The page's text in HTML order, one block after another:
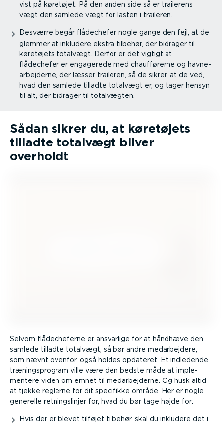
vist på køretøjet. På den anden side så er trailerens
vægt den samlede vægt for lasten i traileren.
Desværre begår flådechefer nogle gange den fejl, at de
glemmer at inkludere ekstra tilbehør, der bidrager til
køretøjets totalvægt. Derfor er det vigtigt at
flådechefer er engagerede med chauf­fø­rerne og havne­
ar­bej­derne, der læsser traileren, så de sikrer, at de ved,
hvad den samlede tilladte totalvægt er, og tager hensyn
til alt, der bidrager til totalvægten.
Sådan sikrer du, at køretøjets
tilladte totalvægt bliver
overholdt
Selvom flåde­che­ferne er ansvarlige for at håndhæve den
samlede tilladte totalvægt, så bør andre medar­bejdere,
som nævnt ovenfor, også holdes opdateret. Et indledende
trænings­program ville være den bedste måde at imple­
mentere viden om emnet til medar­bej­derne. Og husk altid
at tjekke reglerne for dit specifikke område. Her er nogle
generelle retnings­linjer for, hvad du bør tage højde for:
Hvis der er blevet tilføjet tilbehør, skal du inkludere det i